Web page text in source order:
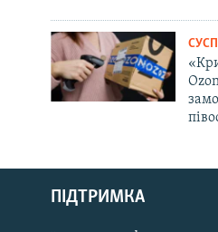
Русский
QırımtatarПІДТРИМКА